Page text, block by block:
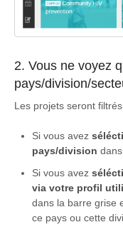
2. Vous ne voyez
pays/division/
Les projets seront
Si vous avez
pays/division
Si vous avez
via votre profil
dans la barre grise
ce pays ou cette